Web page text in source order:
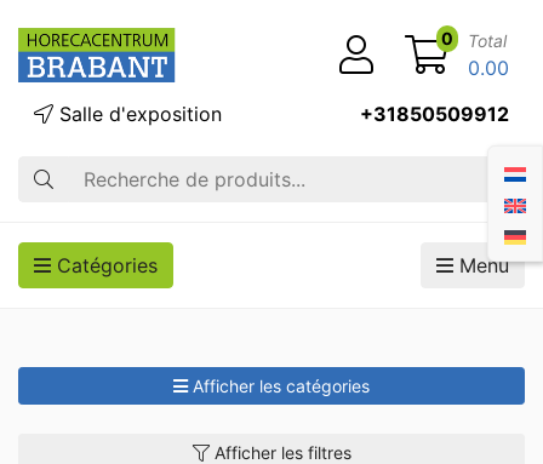
Recherche
Salle d'exposition +31850509912
0 Total
0.00
Catégories Menu
Afficher les catégories
Afficher les filtres